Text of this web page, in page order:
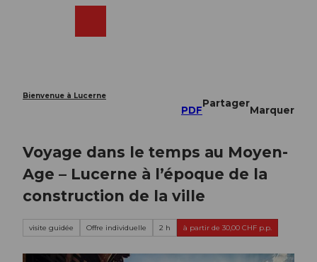
Bienvenue à Lucerne
PDF
Partager
Marquer
Voyage dans le temps au Moyen-
Age – Lucerne à l’époque de la
construction de la ville
visite guidée Offre individuelle 2 h à partir de 30,00 CHF p.p.